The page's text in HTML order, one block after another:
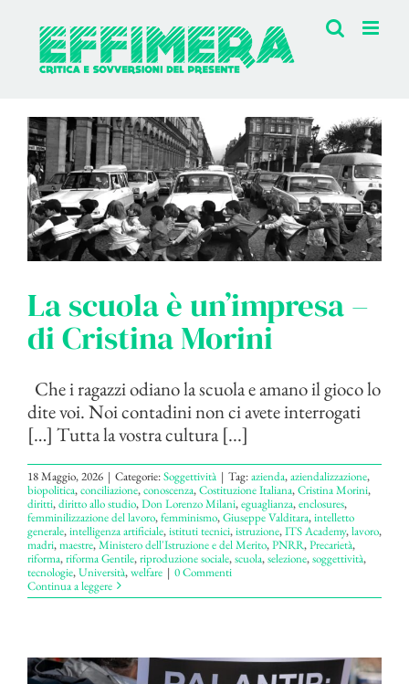
contenuto
La scuola è un’impresa –
di Cristina Morini
Che i ragazzi odiano la scuola e amano il gioco lo
dite voi. Noi contadini non ci avete interrogati
[…] Tutta la vostra cultura [...]
18 Maggio, 2026 | Categorie:Soggettività | Tag:azienda,aziendalizzazione,
biopolitica,conciliazione,conoscenza,Costituzione Italiana,Cristina Morini,
diritti,diritto allo studio,Don Lorenzo Milani,eguaglianza,enclosures,
femminilizzazione del lavoro,femminismo,Giuseppe Valditara,intelletto
generale,intelligenza artificiale,istituti tecnici,istruzione,ITS Academy,lavoro,
madri,maestre,Ministero dell'Istruzione e del Merito,PNRR,Precarietà,
riforma,riforma Gentile,riproduzione sociale,scuola,selezione,soggettività,
tecnologie,Università,welfare | 0 Commenti
Continua a leggere